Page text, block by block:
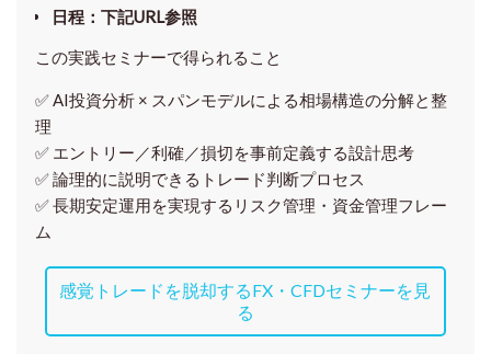
日程：下記URL参照
この実践セミナーで得られること
✅ AI投資分析 × スパンモデルによる相場構造の分解と整
理
✅ エントリー／利確／損切を事前定義する設計思考
✅ 論理的に説明できるトレード判断プロセス
✅ 長期安定運用を実現するリスク管理・資金管理フレー
ム
感覚トレードを脱却するFX・CFDセミナーを見
る